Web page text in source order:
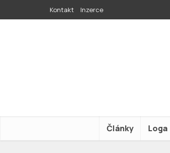
Kontakt Inzerce
Články Loga